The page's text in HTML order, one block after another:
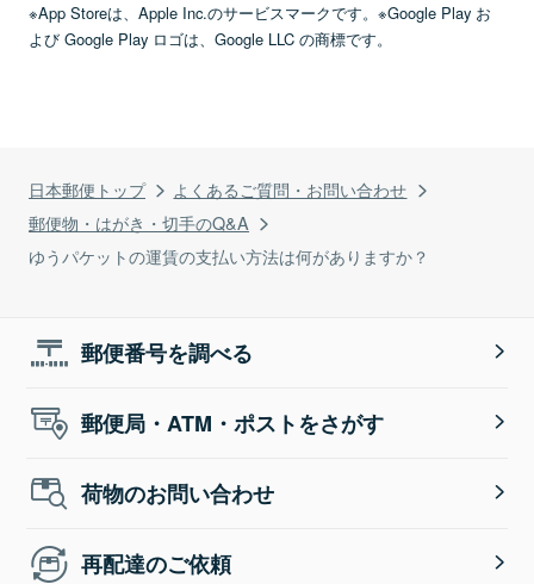
日本郵便トップ
よくあるご質問・お問い合わせ
郵便物・はがき・切手のQ&A
ゆうパケットの運賃の支払い方法は何がありますか？
※App Storeは、Apple Inc.のサービスマークです。※Google Play お
よび Google Play ロゴは、Google LLC の商標です。
郵便番号を調べる
郵便局・ATM・ポストをさがす
荷物のお問い合わせ
再配達のご依頼